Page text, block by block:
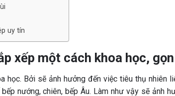
uy tín
xếp một cách khoa học,
học. Bởi sẽ ảnh hưởng đến việc tiêu thụ nhiên
nướng, chiên, bếp Âu. Làm như vậy sẽ ảnh